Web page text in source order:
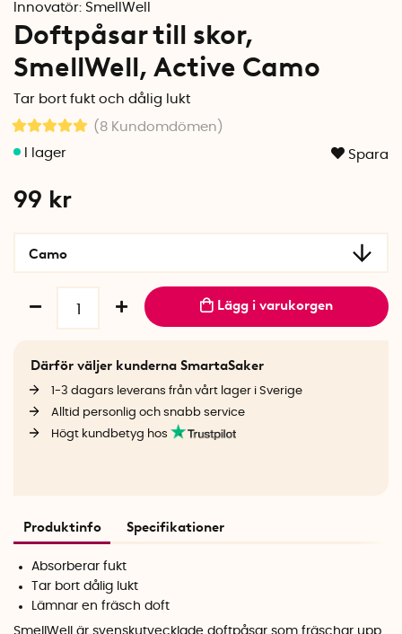
Innovatör: SmellWell
Doftpåsar till skor,
SmellWell, Active Camo
Tar bort fukt och dålig lukt
(8 Kundomdömen )
Spara
99 kr
Camo
Lägg i varukorgen
Därför väljer kunderna SmartaSaker
1-3 dagars leverans från vårt lager i Sverige
Alltid personlig och snabb service
Högt kundbetyg hos
Produktinfo Specifikationer
Absorberar fukt
Tar bort dålig lukt
Lämnar en fräsch doft